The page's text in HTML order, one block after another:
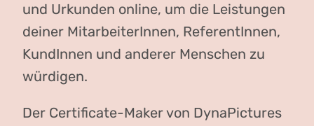
und Urkunden online, um die Leistungen
deiner MitarbeiterInnen, ReferentInnen,
KundInnen und anderer Menschen zu
würdigen.
Der Certificate-Maker von DynaPictures